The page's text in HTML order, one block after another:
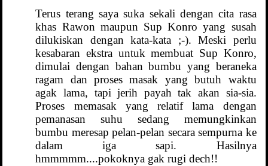
Terus terang saya suka sekali dengan cita rasa
khas Rawon maupun Sup Konro yang susah
dilukiskan dengan kata-kata ;-). Meski perlu
kesabaran ekstra untuk membuat Sup Konro,
dimulai dengan bahan bumbu yang beraneka
ragam dan proses masak yang butuh waktu
agak lama, tapi jerih payah tak akan sia-sia.
Proses memasak yang relatif lama dengan
pemanasan suhu sedang memungkinkan
bumbu meresap pelan-pelan secara sempurna ke
dalam iga sapi. Hasilnya
hmmmmm....pokoknya gak rugi dech!!